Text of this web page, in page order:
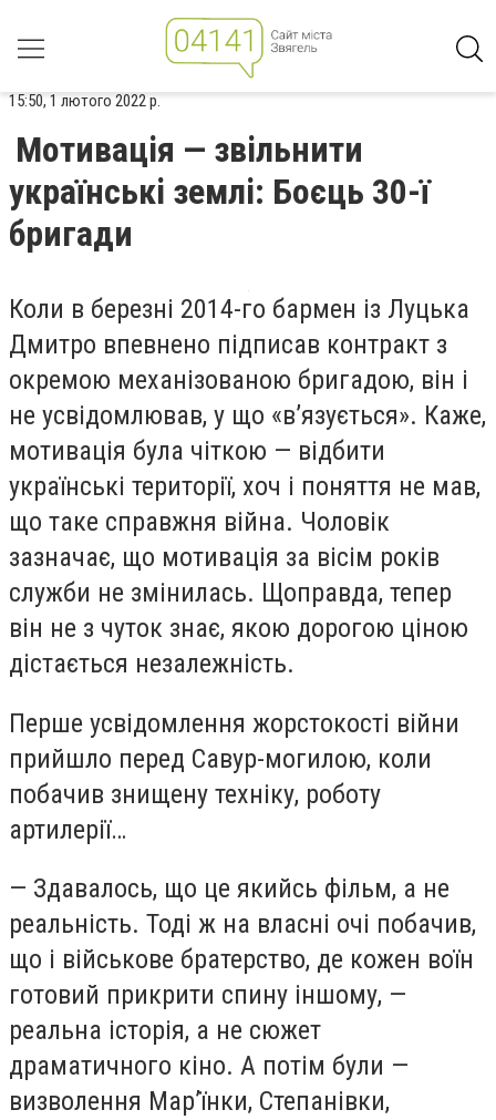
15:50, 1 лютого 2022 р.
Мотивація — звільнити
українські землі: Боєць 30-ї
бригади
Коли в березні 2014-го бармен із Луцька
Дмитро впевнено підписав контракт з
окремою механізованою бригадою, він і
не усвідомлював, у що «в’язується». Каже,
мотивація була чіткою — відбити
українські території, хоч і поняття не мав,
що таке справжня війна. Чоловік
зазначає, що мотивація за вісім років
служби не змінилась. Щоправда, тепер
він не з чуток знає, якою дорогою ціною
дістається незалежність.
Перше усвідомлення жорстокості війни
прийшло перед Савур-могилою, коли
побачив знищену техніку, роботу
артилерії…
— Здавалось, що це якийсь фільм, а не
реальність. Тоді ж на власні очі побачив,
що і військове братерство, де кожен воїн
готовий прикрити спину іншому, —
реальна історія, а не сюжет
драматичного кіно. А потім були —
визволення Мар’їнки, Степанівки,